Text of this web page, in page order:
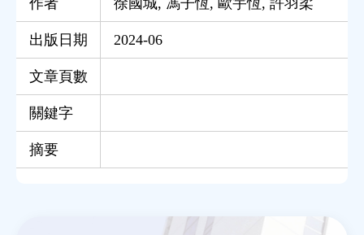
出版日期 2024-06
文章頁數
關鍵字
摘要